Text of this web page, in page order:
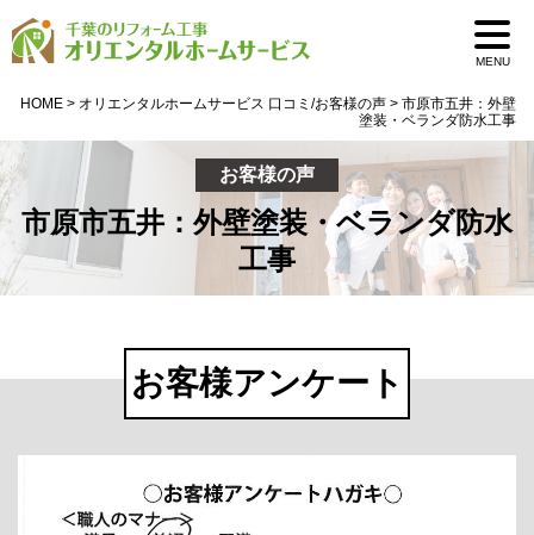
MENU
HOME > オリエンタルホームサービス 口コミ/お客様の声 > 市原市五井：外壁
塗装・ベランダ防水工事
お客様の声
市原市五井：外壁塗装・ベランダ防水
工事
お客様アンケート